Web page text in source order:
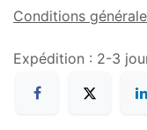
Conditions
Expédition : 2-3